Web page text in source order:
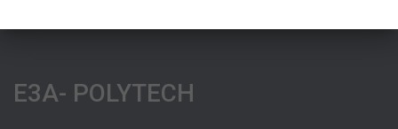
E3A- POLYTECH